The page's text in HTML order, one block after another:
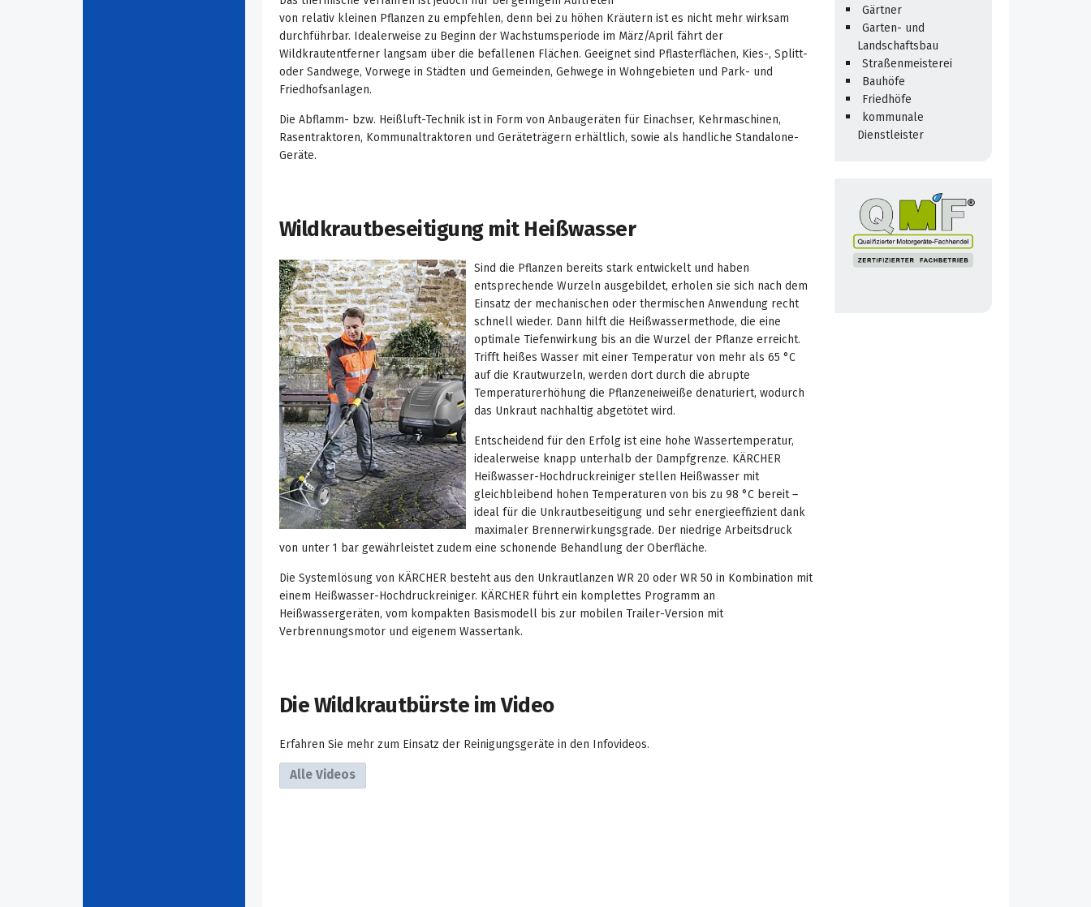
von relativ kleinen Pflanzen zu empfehlen, denn bei zu höhen Kräutern ist es nicht mehr wirksam
durchführbar. Idealerweise zu Beginn der Wachstumsperiode im März/April fährt der
Wildkrautentferner langsam über die befallenen Flächen. Geeignet sind Pflasterflächen, Kies-, Splitt-
oder Sandwege, Vorwege in Städten und Gemeinden, Gehwege in Wohngebieten und Park- und
Friedhofsanlagen.
Die Abflamm- bzw. Heißluft-Technik ist in Form von Anbaugeräten für Einachser, Kehrmaschinen,
Rasentraktoren, Kommunaltraktoren und Geräteträgern erhältlich, sowie als handliche Standalone-
Geräte.
Wildkrautbeseitigung mit Heißwasser
Sind die Pflanzen bereits stark entwickelt und haben
entsprechende Wurzeln ausgebildet, erholen sie sich nach dem
Einsatz der mechanischen oder thermischen Anwendung recht
schnell wieder. Dann hilft die Heißwassermethode, die eine
optimale Tiefenwirkung bis an die Wurzel der Pflanze erreicht.
Trifft heißes Wasser mit einer Temperatur von mehr als 65 °C
auf die Krautwurzeln, werden dort durch die abrupte
Temperaturerhöhung die Pflanzeneiweiße denaturiert, wodurch
das Unkraut nachhaltig abgetötet wird.
Entscheidend für den Erfolg ist eine hohe Wassertemperatur,
idealerweise knapp unterhalb der Dampfgrenze. KÄRCHER
Heißwasser-Hochdruckreiniger stellen Heißwasser mit
gleichbleibend hohen Temperaturen von bis zu 98 °C bereit –
ideal für die Unkrautbeseitigung und sehr energieeffizient dank
maximaler Brennerwirkungsgrade. Der niedrige Arbeitsdruck
von unter 1 bar gewährleistet zudem eine schonende Behandlung der Oberfläche.
Die Systemlösung von KÄRCHER besteht aus den Unkrautlanzen WR 20 oder WR 50 in Kombination mit
einem Heißwasser-Hochdruckreiniger. KÄRCHER führt ein komplettes Programm an
Heißwassergeräten, vom kompakten Basismodell bis zur mobilen Trailer-Version mit
Verbrennungsmotor und eigenem Wassertank.
Die Wildkrautbürste im Video
Erfahren Sie mehr zum Einsatz der Reinigungsgeräte in den Infovideos.
Alle Videos
Gärtner
Garten- und
Landschaftsbau
Straßenmeisterei
Bauhöfe
Friedhöfe
kommunale
Dienstleister